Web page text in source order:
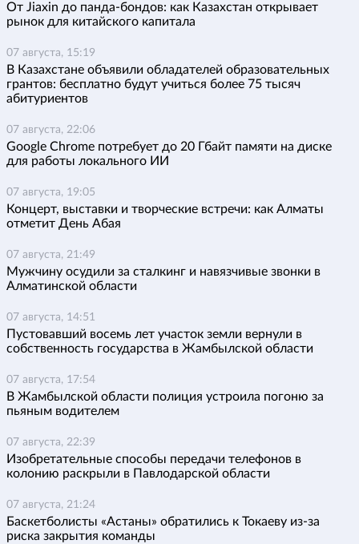
От Jiaxin до панда-бондов: как Казахстан открывает
рынок для китайского капитала
07 августа, 15:19
В Казахстане объявили обладателей образовательных
грантов: бесплатно будут учиться более 75 тысяч
абитуриентов
07 августа, 22:06
Google Chrome потребует до 20 Гбайт памяти на диске
для работы локального ИИ
07 августа, 19:05
Концерт, выставки и творческие встречи: как Алматы
отметит День Абая
07 августа, 21:49
Мужчину осудили за сталкинг и навязчивые звонки в
Алматинской области
07 августа, 14:51
Пустовавший восемь лет участок земли вернули в
собственность государства в Жамбылской области
07 августа, 17:54
В Жамбылской области полиция устроила погоню за
пьяным водителем
07 августа, 22:39
Изобретательные способы передачи телефонов в
колонию раскрыли в Павлодарской области
07 августа, 21:24
Баскетболисты «Астаны» обратились к Токаеву из-за
риска закрытия команды